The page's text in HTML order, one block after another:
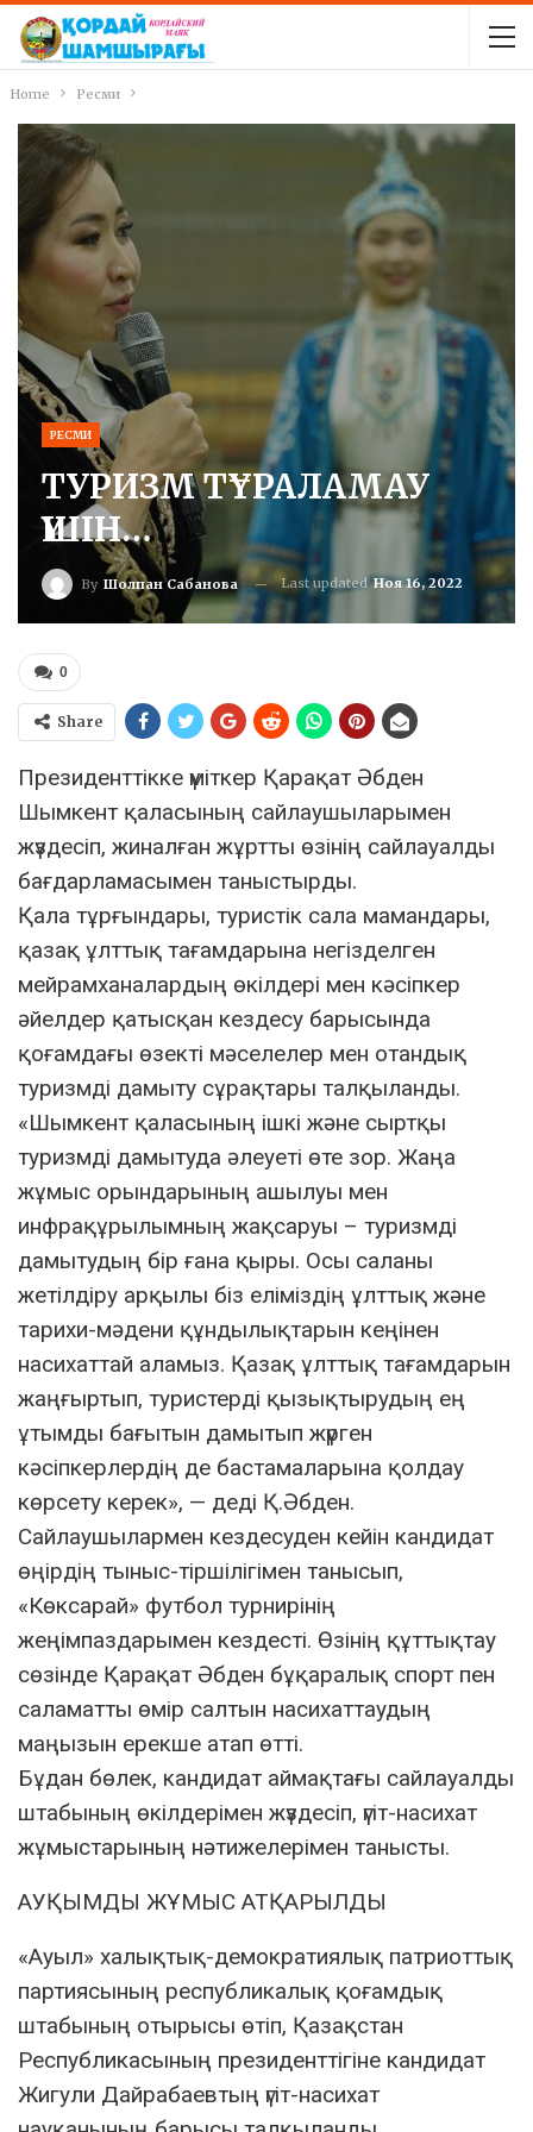
Home Ресми
РЕСМИ
ТУРИЗМ ТҰРАЛАМАУ
ҮШІН…
By Шолпан Сабанова Last updatedНоя 16, 2022
0
Share
Президенттікке үміткер Қарақат Әбден
Шымкент қаласының сайлаушыларымен
жүздесіп, жиналған жұртты өзінің сайлауалды
бағдарламасымен таныстырды.
Қала тұрғындары, туристік сала мамандары,
қазақ ұлттық тағамдарына негізделген
мейрамханалардың өкілдері мен кәсіпкер
әйелдер қатысқан кездесу барысында
қоғамдағы өзекті мәселелер мен отандық
туризмді дамыту сұрақтары талқыланды.
«Шымкент қаласының ішкі және сыртқы
туризмді дамытуда әлеуеті өте зор. Жаңа
жұмыс орындарының ашылуы мен
инфрақұрылымның жақсаруы – туризмді
дамытудың бір ғана қыры. Осы саланы
жетілдіру арқылы біз еліміздің ұлттық және
тарихи-мәдени құндылықтарын кеңінен
насихаттай аламыз. Қазақ ұлттық тағамдарын
жаңғыртып, туристерді қызықтырудың ең
ұтымды бағытын дамытып жүрген
кәсіпкерлердің де бастамаларына қолдау
көрсету керек», — деді Қ.Әбден.
Сайлаушылармен кездесуден кейін кандидат
өңірдің тыныс-тіршілігімен танысып,
«Көксарай» футбол турнирінің
жеңімпаздарымен кездесті. Өзінің құттықтау
сөзінде Қарақат Әбден бұқаралық спорт пен
саламатты өмір салтын насихаттаудың
маңызын ерекше атап өтті.
Бұдан бөлек, кандидат аймақтағы сайлауалды
штабының өкілдерімен жүздесіп, үгіт-насихат
жұмыстарының нәтижелерімен танысты.
АУҚЫМДЫ ЖҰМЫС АТҚАРЫЛДЫ
«Ауыл» халықтық-демократиялық патриоттық
партиясының республикалық қоғамдық
штабының отырысы өтіп, Қазақстан
Республикасының президенттігіне кандидат
Жигули Дайрабаевтың үгіт-насихат